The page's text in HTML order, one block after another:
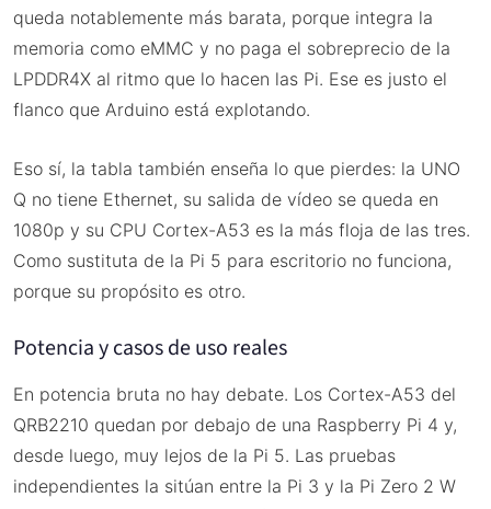
queda notablemente más barata, porque integra la
memoria como eMMC y no paga el sobreprecio de la
LPDDR4X al ritmo que lo hacen las Pi. Ese es justo el
flanco que Arduino está explotando.
Eso sí, la tabla también enseña lo que pierdes: la UNO
Q no tiene Ethernet, su salida de vídeo se queda en
1080p y su CPU Cortex-A53 es la más floja de las tres.
Como sustituta de la Pi 5 para escritorio no funciona,
porque su propósito es otro.
Potencia y casos de uso reales
En potencia bruta no hay debate. Los Cortex-A53 del
QRB2210 quedan por debajo de una Raspberry Pi 4 y,
desde luego, muy lejos de la Pi 5. Las pruebas
independientes la sitúan entre la Pi 3 y la Pi Zero 2 W